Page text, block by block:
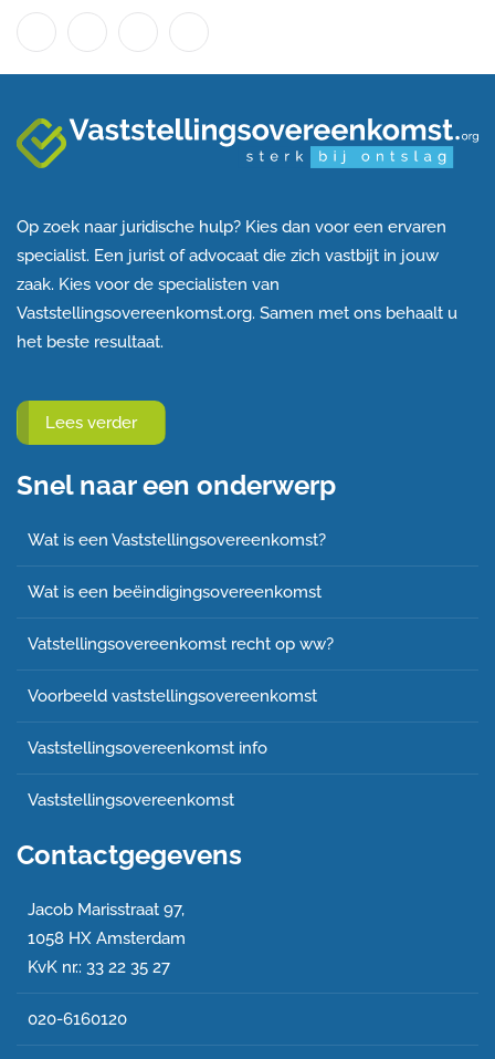
Op zoek naar juridische hulp? Kies dan voor een ervaren
specialist. Een jurist of advocaat die zich vastbijt in jouw
zaak. Kies voor de specialisten van
Vaststellingsovereenkomst.org. Samen met ons behaalt u
het beste resultaat.
Lees verder
Snel naar een onderwerp
Wat is een Vaststellingsovereenkomst?
Wat is een beëindigingsovereenkomst
Vatstellingsovereenkomst recht op ww?
Voorbeeld vaststellingsovereenkomst
Vaststellingsovereenkomst info
Vaststellingsovereenkomst
Contactgegevens
Jacob Marisstraat 97,
1058 HX Amsterdam
KvK nr.: 33 22 35 27
020-6160120